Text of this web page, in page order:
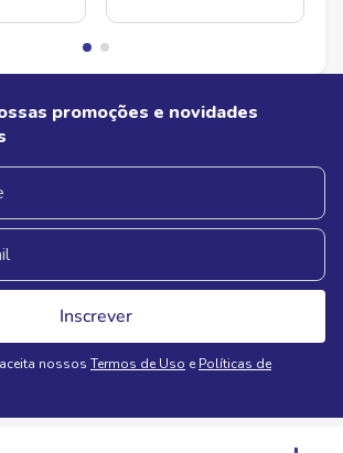
promoções e novidades
Inscrever
nossos Termos de Uso e Políticas de